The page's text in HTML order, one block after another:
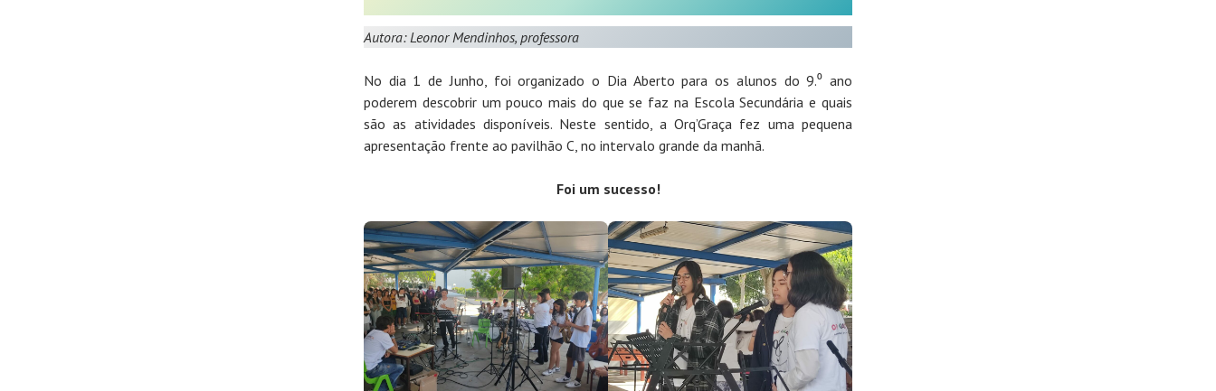
Autora: Leonor Mendinhos, professora
No dia 1 de Junho, foi organizado o Dia Aberto para os alunos do 9.⁰ ano
poderem descobrir um pouco mais do que se faz na Escola Secundária e quais
são as atividades disponíveis. Neste sentido, a Orq’Graça fez uma pequena
apresentação frente ao pavilhão C, no intervalo grande da manhã.
Foi um sucesso!